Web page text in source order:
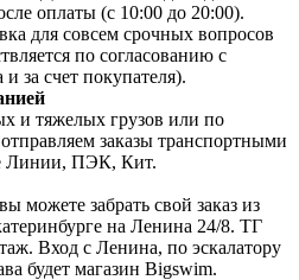
оплаты (с 10:00 до 20:00).
для совсем срочных вопросов
по согласованию с
за счет покупателя).
и тяжелых грузов или по
заказы транспортными
Линии, ПЭК, Кит.
можете забрать свой заказ из
на Ленина 24/8. ТГ
Вход с Ленина, по эскалатору
будет магазин Bigswim.